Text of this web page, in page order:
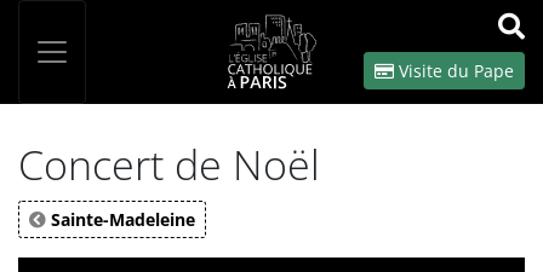
OK
Visite du Pape
Concert de Noël
Sainte-Madeleine
Panneau de gestion des cookies